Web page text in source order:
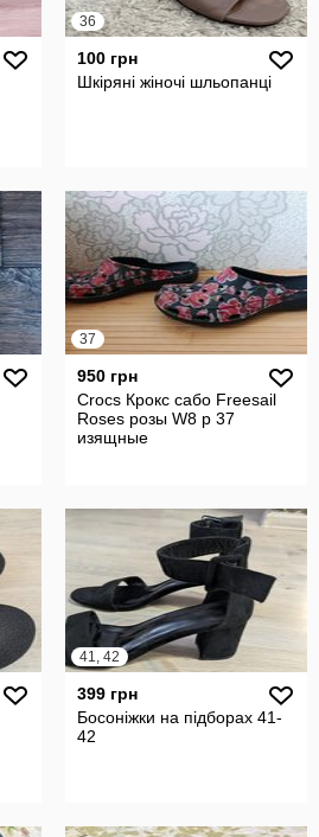
36
100 грн
Шкіряні жіночі шльопанці
37
950 грн
Crocs Крокс сабо Freesail
Roses розы W8 р 37
изящные
41, 42
399 грн
Босоніжки на підборах 41-
42